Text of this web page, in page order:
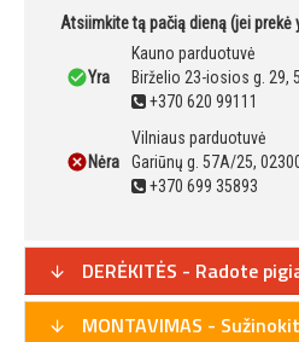
Atsiimkite tą pačią dieną (jei prekė
Yra
Kauno parduotuvė
Birželio 23-iosios g. 29,
+370 620 99111
Nėra
Vilniaus parduotuvė
Gariūnų g. 57A/25,
+370 699 35893
DERĖKITĖS - Radote
MONTAVIMAS -